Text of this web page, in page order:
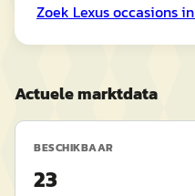
Zoek Lexusoccasions in
Actuele marktdata
BESCHIKBAAR
23